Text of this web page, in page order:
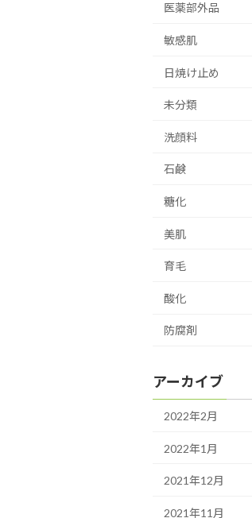
医薬部外品
敏感肌
日焼け止め
未分類
洗顔料
石鹸
糖化
美肌
育毛
酸化
防腐剤
アーカイブ
2022年2月
2022年1月
2021年12月
2021年11月